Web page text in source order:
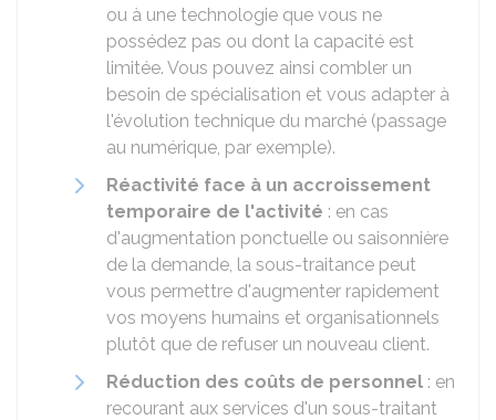
ou à une technologie que vous ne
possédez pas ou dont la capacité est
limitée. Vous pouvez ainsi combler un
besoin de spécialisation et vous adapter à
l'évolution technique du marché (passage
au numérique, par exemple).
Réactivité face à un accroissement
temporaire de l'activité : en cas
d'augmentation ponctuelle ou saisonnière
de la demande, la sous-traitance peut
vous permettre d'augmenter rapidement
vos moyens humains et organisationnels
plutôt que de refuser un nouveau client.
Réduction des coûts de personnel : en
recourant aux services d'un sous-traitant